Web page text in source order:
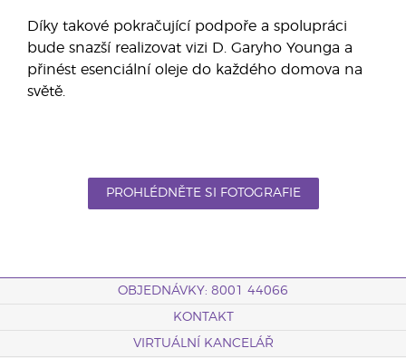
Díky takové pokračující podpoře a spolupráci
bude snazší realizovat vizi D. Garyho Younga a
přinést esenciální oleje do každého domova na
světě.
PROHLÉDNĚTE SI FOTOGRAFIE
OBJEDNÁVKY: 8001 44066
KONTAKT
VIRTUÁLNÍ KANCELÁŘ